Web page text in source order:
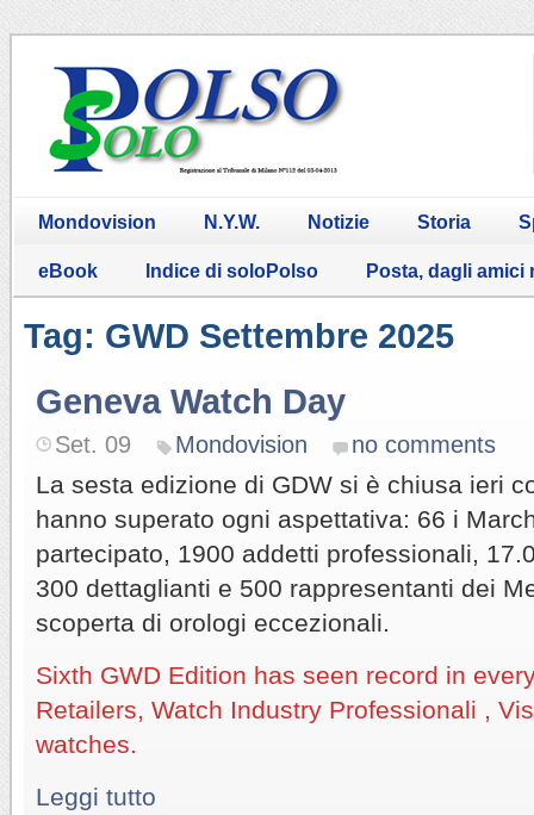
Mondovision N.Y.W. Notizie Storia
eBook Indice di soloPolso Posta, dagli amici
Tag: GWD Settembre 2025
Geneva Watch Day
Set. 09 Mondovision no comments
La sesta edizione di GDW si è chiusa ieri
hanno superato ogni aspettativa: 66 i
partecipato, 1900 addetti professionali,
300 dettaglianti e 500 rappresentanti dei
scoperta di orologi eccezionali.
Sixth GWD Edition has seen record in
Retailers, Watch Industry Professionali ,
watches.
Leggi tutto